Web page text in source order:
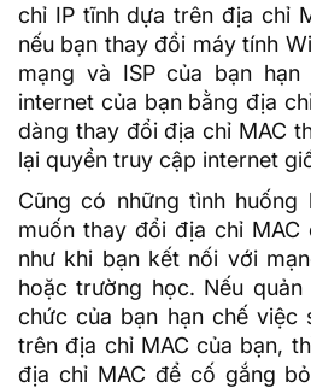
chỉ IP tĩnhdựa trên địa chỉ
nếu bạn thay đổi máy tính
mạng và ISP của bạn
internet của bạn bằng địa
dàng thay đổi địa chỉ MAC
lại quyền truy cập internet
Cũng có những tình
muốn thay đổi địa chỉ MAC
như khi bạn kết nối với
hoặc trường học. Nếu
chức của bạn hạn chế việc
trên địa chỉ MAC của bạn,
địa chỉ MAC để cố gắng